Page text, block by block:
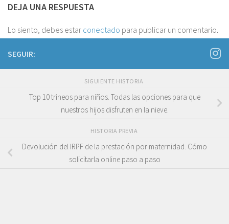
DEJA UNA RESPUESTA
Lo siento, debes estar conectado para publicar un comentario.
SEGUIR:
SIGUIENTE HISTORIA
Top 10 trineos para niños. Todas las opciones para que
nuestros hijos disfruten en la nieve.
HISTORIA PREVIA
Devolución del IRPF de la prestación por maternidad. Cómo
solicitarla online paso a paso